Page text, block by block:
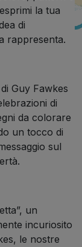
la tua
di
rappresenta.
Guy Fawkes
di
da colorare
un tocco di
sul
un
incuriosito
le nostre